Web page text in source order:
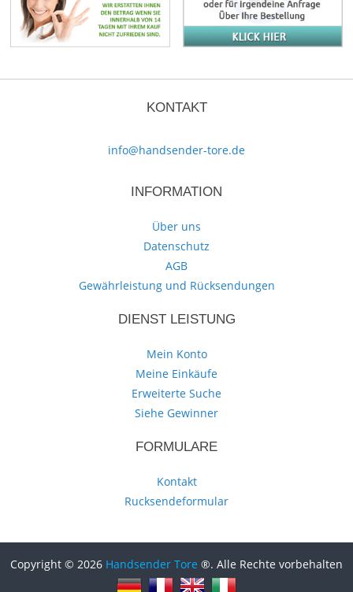
KONTAKT
info@handsender-tore.de
INFORMATION
Über uns
Datenschutz
AGB
Gewährleistung und Rücksendungen
DIENST LEISTUNG
Mein Konto
Meine Einkäufe
Erweiterte Suche
Siehe Gewinner
FORMULARE
Kontakt
Rucksendeformular
Copyright © 2026 Handsender Tore ®. Alle Rechte vorbehalten